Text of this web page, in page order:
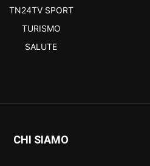
TN24TV SPORT
TURISMO
SALUTE
CHI SIAMO